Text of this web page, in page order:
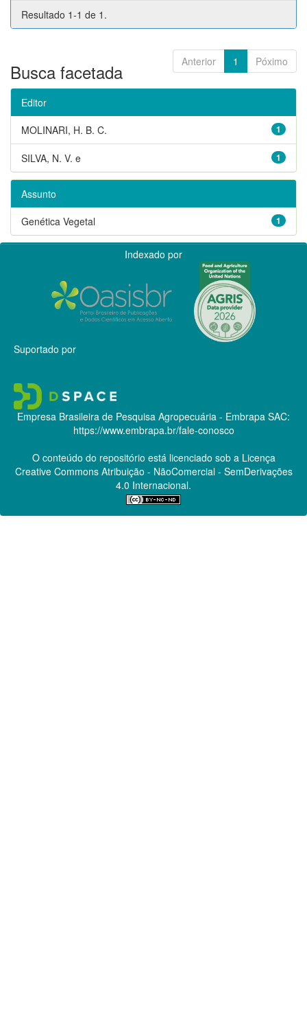
Resultado 1-1 de 1.
Anterior 1 Póximo
Busca facetada
Editor
1
MOLINARI, H. B. C.
1
SILVA, N. V. e
Assunto
1
Genética Vegetal
Indexado por
Suportado por
Empresa Brasileira de Pesquisa Agropecuária - Embrapa SAC:
https://www.embrapa.br/fale-conosco
O conteúdo do repositório está licenciado sob a Licença
Creative CommonsAtribuição - NãoComercial - SemDerivações
4.0 Internacional.